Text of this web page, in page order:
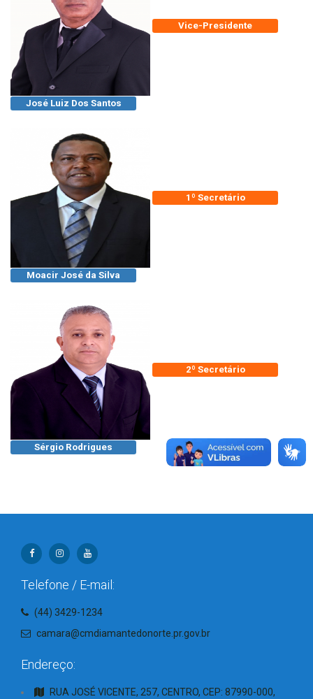
Vice-Presidente
José Luiz Dos Santos
1º Secretário
Moacir José da Silva
2º Secretário
Sérgio Rodrigues
Telefone / E-mail:
(44) 3429-1234
camara@cmdiamantedonorte.pr.gov.br
Endereço:
RUA JOSÉ VICENTE, 257, CENTRO, CEP: 87990-000,